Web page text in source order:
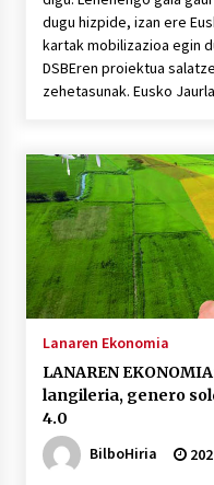
dugu hizpide, izan ere
kartak mobilizazioa egin
DSBEren proiektua
zehetasunak. Eusko
Lanaren Ekonomia
LANAREN
langileria, genero
4.0
BilboHiria